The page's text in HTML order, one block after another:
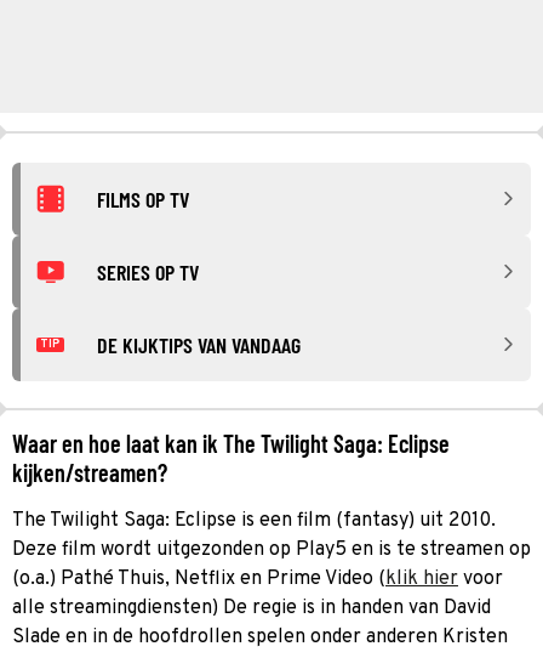
FILMS OP TV
SERIES OP TV
TIP DE KIJKTIPS VAN VANDAAG
Waar en hoe laat kan ik The Twilight Saga: Eclipse
kijken/streamen?
The Twilight Saga: Eclipse is een film (fantasy) uit 2010.
Deze film wordt uitgezonden op Play5 en is te streamen op
(o.a.) Pathé Thuis, Netflix en Prime Video (klik hier voor
alle streamingdiensten) De regie is in handen van David
Slade en in de hoofdrollen spelen onder anderen Kristen